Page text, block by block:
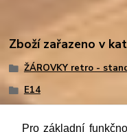
Zboží zařazeno v
ŽÁROVKY retro -
E14
Pro základní